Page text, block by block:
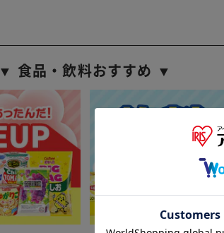
▼ 食品・飲料おすすめ ▼
※ご確認ください